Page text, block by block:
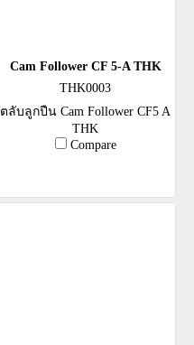
Cam Follower CF 5-A THK
THK0003
ตลับลูกปืน Cam Follower CF5 A
THK
Compare